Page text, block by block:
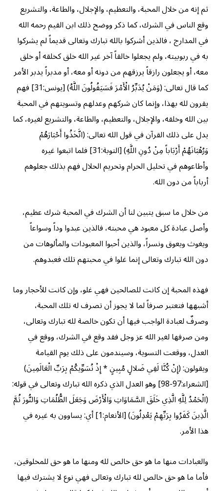
ثم إنه من خلال المحبة، والتعظيم، والإجلال، والطاعة، والتشريع
وقع الناس في الشرك، كما ذكر ووضح ذلك ابن القيم رحمه الله
في المدارج ، فالذين أشركوا بالله تبارك وتعالى قديماً لم يشركوا
به في ربوبيته، ولم يجعلوا خالقاً آخر غير الله خلق كخلقه أو خلق
معه، أو يجعلون رازقاً يرزقهم من دونه أو معه، أو مدبراً يدبر الأمر
كما قال تعالى: (وَمَنْ يُدَبِّرُ الْأَمْرَ فَسَيَقُولُونَ اللَّهُ) [يونس:31] فهم
يقرون لله بهذا، وإنما كان شركهم وعدلهم وتسويتهم في المحبة
بين الله وخلقه، والإجلال، والتعظيم، والطاعة، والتشريع لغيره، كما
يدل على ذلك القرآن في قول الله تعالى: (اتَّخَذُوا أَحْبَارَهُمْ
وَرُهْبَانَهُمْ أَرْبَاباً مِنْ دُونِ اللَّهِ) [التوبة:31] فلما اتبعوا غيره
وأطاعوهم في تحليل الحرام وتحريم الحلال فهم بذلك جعلوهم
أرباباً من دون الله.
من خلال ما سبق يتبين لنا أن الشرك في المحبة شرك عظيم،
وأصل عبادة كل معبود هي محبته، فالذين عبدوا وداً وسواعاً
ويغوث ويعوق ونسراً، والذين أحبوا المعبودات والمألوهات من
دون الله تبارك وتعالى إنما غلوا في محبتهم تلك فعبدوهم.
فهذه المحبة إن كانت للصالحين فهي غلو، وإن كانت للأحجار وما
أشبهها فتعتبر صرفاً لما لا يجوز أن تصرف له تلك المحبة،
وصرفٌ لعبادة الواجب فيها أن تكون خالصة لله تبارك وتعالى،
ومن صرفها لغير الله عز وجل فقد وقع في الشرك، ووقع في
العدل، ووقعت التسوية، وسيندمون على ذلك يوم القيامة
ويقولون: (إِنْ كُنَّا لَفِي ضَلالٍ مُبِينٍ * إِذْ نُسَوِّيكُمْ بِرَبِّ الْعَالَمِينَ)
[الشعراء:97-98] وهو العدل الذي ذكره الله تبارك وتعالى في قوله:
(الْحَمْدُ لِلَّهِ الَّذِي خَلَقَ السَّمَاوَاتِ وَالْأَرْضَ وَجَعَلَ الظُّلُمَاتِ وَالنُّورَ ثُمَّ
الَّذِينَ كَفَرُوا بِرَبِّهِمْ يَعْدِلُونَ) [الأنعام:1] أي: يساوون به غيره في
هذا الأمر.
والعبادات منها ما هو حق خالص لله ومنها ما هو حق للمخلوقين،
فأما ما هو حق خالص لله تبارك وتعالى فهي نوع لا يشترك فيها